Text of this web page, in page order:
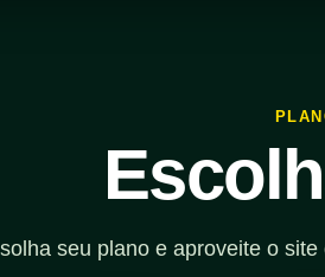
seu plano e aproveite o